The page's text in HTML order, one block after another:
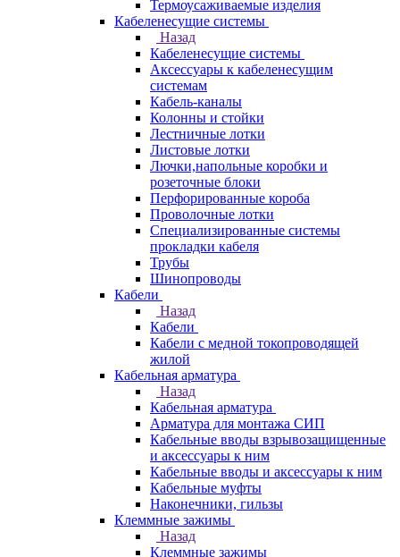
Термоусаживаемые изделия
Кабеленесущие системы
Назад
Кабеленесущие системы
Аксессуары к кабеленесущим
системам
Кабель-каналы
Колонны и стойки
Лестничные лотки
Листовые лотки
Лючки,напольные коробки и
розеточные блоки
Перфорированные короба
Проволочные лотки
Специализированные системы
прокладки кабеля
Трубы
Шинопроводы
Кабели
Назад
Кабели
Кабели с медной токопроводящей
жилой
Кабельная арматура
Назад
Кабельная арматура
Арматура для монтажа СИП
Кабельные вводы взрывозащищенные
и аксессуары к ним
Кабельные вводы и аксессуары к ним
Кабельные муфты
Наконечники, гильзы
Клеммные зажимы
Назад
Клеммные зажимы